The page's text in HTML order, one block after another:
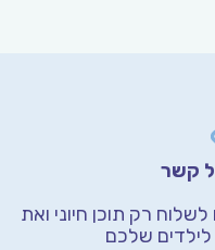
קשר
רק תוכן חיוני ואת
לילדים שלכם